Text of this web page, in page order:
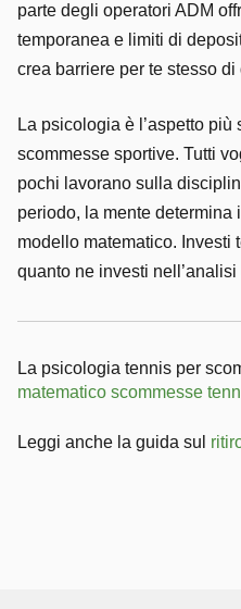
parte degli operatori ADM
temporanea e limiti di
crea barriere per te stesso
La psicologia è l’aspetto più
scommesse sportive. Tutti
pochi lavorano sulla
periodo, la mente determina
modello matematico. Investi
quanto ne investi
La psicologia tennis per
matematico scommesse
Leggi anche la guida sul